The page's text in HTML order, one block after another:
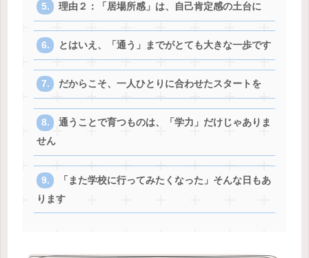
理由２：「居場所感」は、自己肯定感の土台に
とはいえ、「通う」までがとても大きな一歩です
だからこそ、一人ひとりに合わせたスタートを
通うことで育つものは、「学力」だけじゃありま
せん
「また学校に行ってみたくなった」そんな日もあ
ります